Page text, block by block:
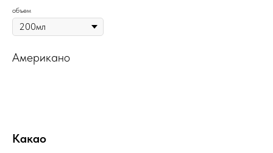
объем
Американо
Какао